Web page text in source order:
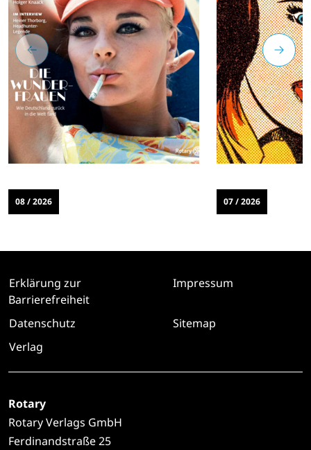
08 / 2026 07 / 2026
Erklärung zur
Barrierefreiheit
Impressum
Datenschutz
Sitemap
Verlag
Rotary
Rotary Verlags GmbH
Ferdinandstraße 25